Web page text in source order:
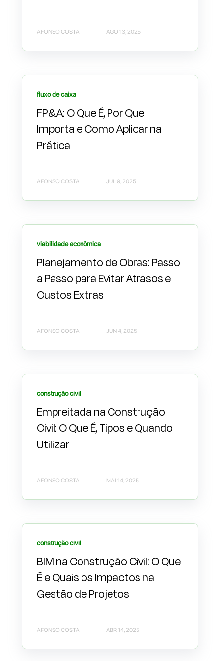
AFONSO COSTA AGO 13, 2025
fluxo de caixa
FP&A: O Que É, Por Que
Importa e Como Aplicar na
Prática
AFONSO COSTA JUL 9, 2025
viabilidade econômica
Planejamento de Obras: Passo
a Passo para Evitar Atrasos e
Custos Extras
AFONSO COSTA JUN 4, 2025
construção civil
Empreitada na Construção
Civil: O Que É, Tipos e Quando
Utilizar
AFONSO COSTA MAI 14, 2025
construção civil
BIM na Construção Civil: O Que
É e Quais os Impactos na
Gestão de Projetos
AFONSO COSTA ABR 14, 2025